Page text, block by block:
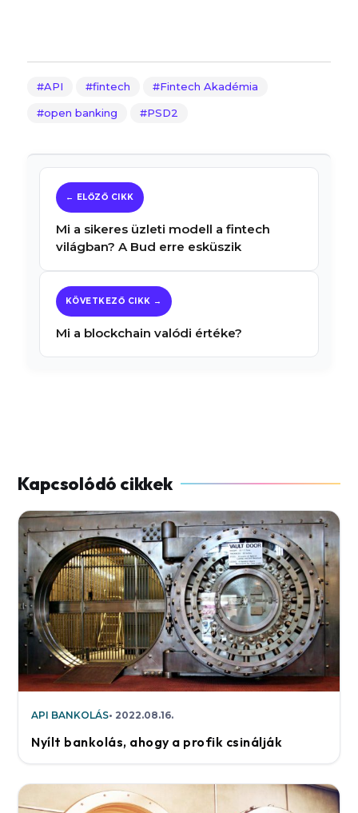
API fintech Fintech Akadémia
open banking PSD2
Mi a sikeres üzleti modell a fintech
világban? A Bud erre esküszik
Mi a blockchain valódi értéke?
API BANKOLÁS 2022.08.16.
Nyílt bankolás, ahogy a profik csinálják